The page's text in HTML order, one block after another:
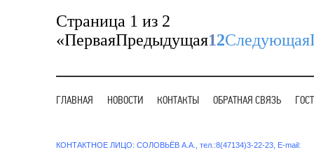
Страница 1 из 2
«ПерваяПредыдущая12Следующая
ГЛАВНАЯ НОВОСТИ КОНТАКТЫ ОБРАТНАЯ СВЯЗЬ
КОНТАКТНОЕ ЛИЦО: СОЛОВЬЁВ А.А., тел.:8(47134)3-22-23, E-mail: